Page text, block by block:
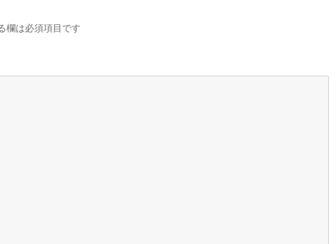
欄は必須項目です